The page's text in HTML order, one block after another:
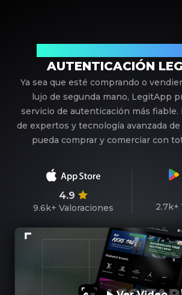
AUTENTICACIÓN
Ya sea que esté comprando o
lujo de segunda mano, LegitApp
servicio de autenticación más
de expertos y tecnología avanzada de
pueda comprar y comerciar con
4.9
9.6k+ Valoraciones 2.7k+